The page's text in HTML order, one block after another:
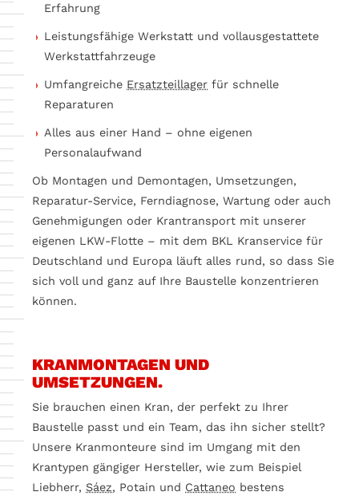
Erfahrung
Leistungsfähige Werkstatt und vollausgestattete
Werkstattfahrzeuge
Umfangreiche Ersatzteillager für schnelle
Reparaturen
Alles aus einer Hand – ohne eigenen
Personalaufwand
Ob Montagen und Demontagen, Umsetzungen,
Reparatur-Service, Ferndiagnose, Wartung oder auch
Genehmigungen oder Krantransport mit unserer
eigenen LKW-Flotte – mit dem BKL Kranservice für
Deutschland und Europa läuft alles rund, so dass Sie
sich voll und ganz auf Ihre Baustelle konzentrieren
können.
KRANMONTAGEN UND
UMSETZUNGEN.
Sie brauchen einen Kran, der perfekt zu Ihrer
Baustelle passt und ein Team, das ihn sicher stellt?
Unsere Kranmonteure sind im Umgang mit den
Krantypen gängiger Hersteller, wie zum Beispiel
Liebherr, Sáez, Potain und Cattaneo bestens